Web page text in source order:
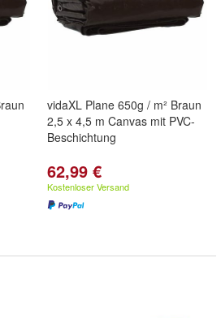
vidaXL Plane 650g / m² Braun
2,5 x 4,5 m Canvas mit PVC-
Beschichtung
62,99 €
Kostenloser Versand